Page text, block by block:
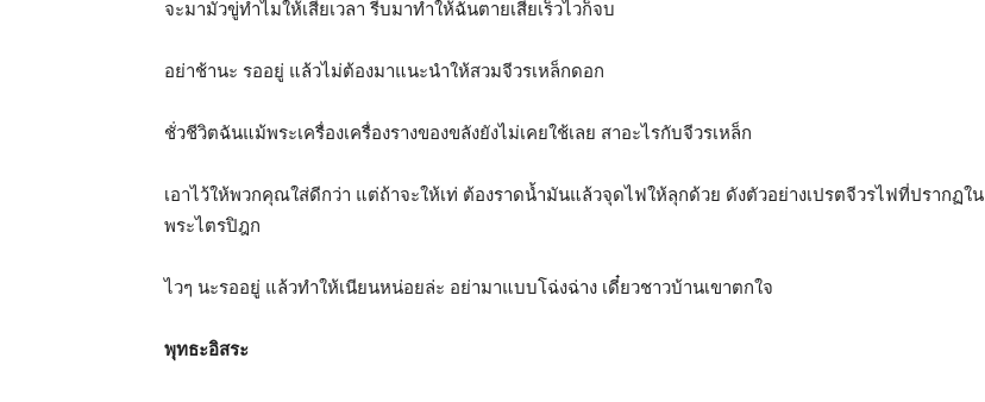
จะมามัวขู่ทำไมให้เสียเวลา รีบมาทำให้ฉันตายเสียเร็วไวก็จบ
อย่าช้านะ รออยู่ แล้วไม่ต้องมาแนะนำให้สวมจีวรเหล็กดอก
ชั่วชีวิตฉันแม้พระเครื่องเครื่องรางของขลังยังไม่เคยใช้เลย สาอะไรกับจีวรเหล็ก
เอาไว้ให้พวกคุณใส่ดีกว่า แต่ถ้าจะให้เท่ ต้องราดน้ำมันแล้วจุดไฟให้ลุกด้วย ดังตัวอย่างเปรตจีวรไฟที่ปรากฏใน
พระไตรปิฎก
ไวๆ นะรออยู่ แล้วทำให้เนียนหน่อยล่ะ อย่ามาแบบโฉ่งฉ่าง เดี๋ยวชาวบ้านเขาตกใจ
พุทธะอิสระ